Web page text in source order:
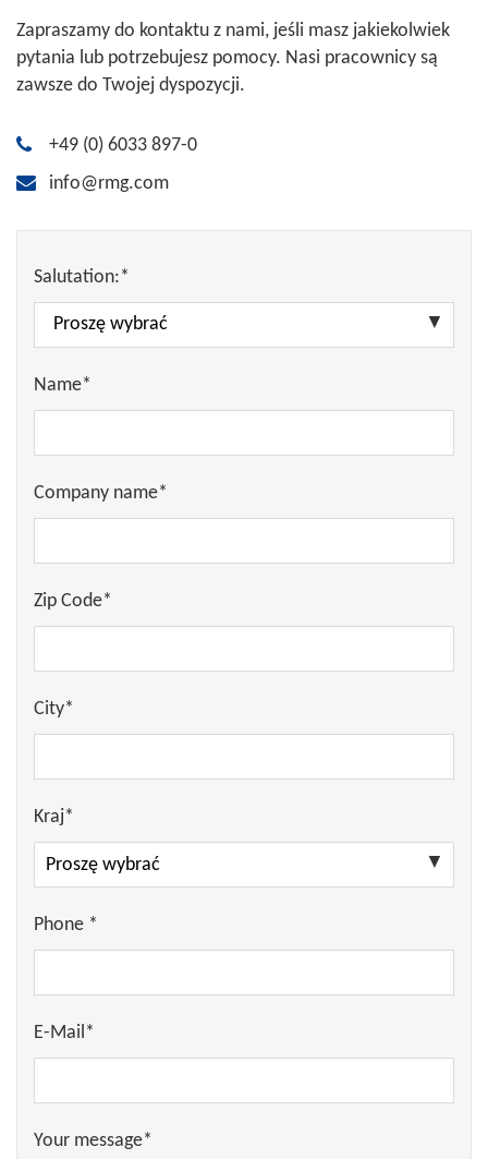
Zapraszamy do kontaktu z nami, jeśli masz jakiekolwiek
pytania lub potrzebujesz pomocy. Nasi pracownicy są
zawsze do Twojej dyspozycji.
+49 (0) 6033 897-0
info@rmg.com
Salutation:*
Name*
Company name*
Zip Code*
City*
Kraj*
Phone *
E-Mail*
Your message*